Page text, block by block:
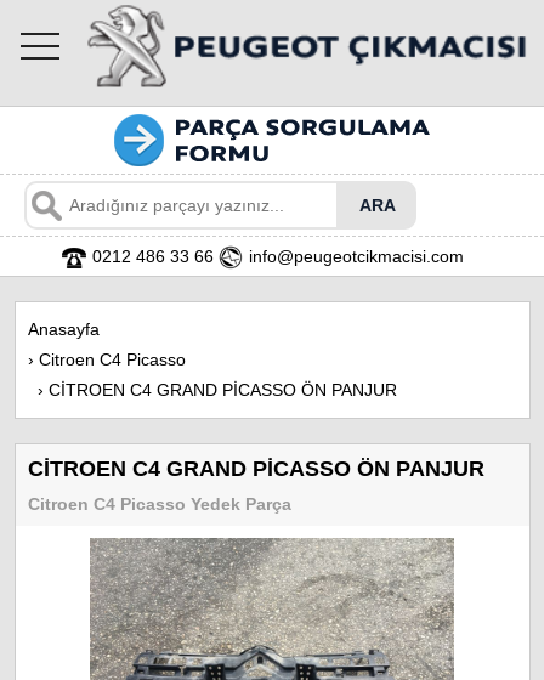
toggle
navigation
0212 486 33 66 info@peugeotcikmacisi.com
Anasayfa
› Citroen C4 Picasso
› CİTROEN C4 GRAND PİCASSO ÖN PANJUR
CİTROEN C4 GRAND PİCASSO ÖN PANJUR
Citroen C4 Picasso Yedek Parça